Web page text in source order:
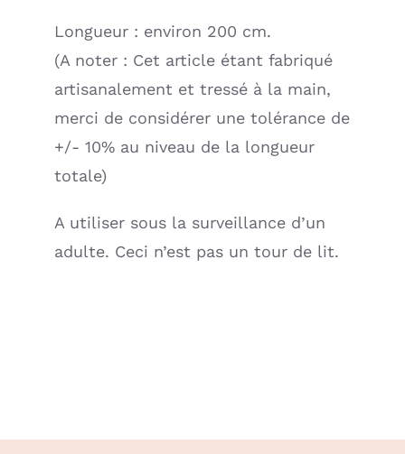
Longueur : environ 200 cm.
(A noter : Cet article étant fabriqué
artisanalement et tressé à la main,
merci de considérer une tolérance de
+/- 10% au niveau de la longueur
totale)
A utiliser sous la surveillance d’un
adulte. Ceci n’est pas un tour de lit.